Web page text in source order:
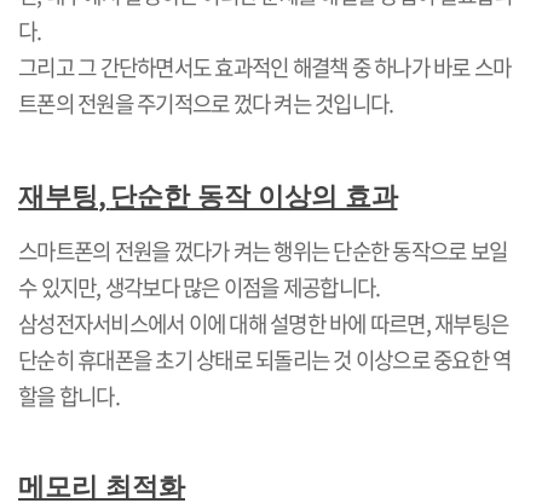
다.
그리고 그 간단하면서도 효과적인 해결책 중 하나가 바로 스마
트폰의 전원을 주기적으로 껐다 켜는 것입니다.
재부팅, 단순한 동작 이상의 효과
스마트폰의 전원을 껐다가 켜는 행위는 단순한 동작으로 보일
수 있지만,생각보다 많은 이점을 제공합니다.
삼성전자서비스에서 이에 대해 설명한 바에 따르면,재부팅은
단순히 휴대폰을 초기 상태로 되돌리는 것 이상으로 중요한 역
할을 합니다.
메모리 최적화